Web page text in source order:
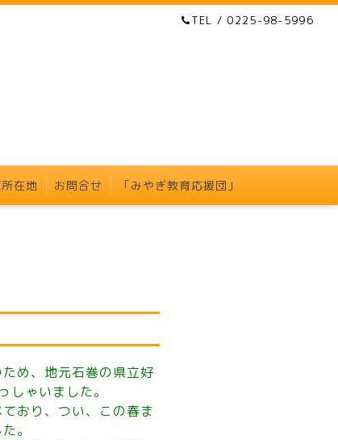
TEL / 0225-98-5996
在地 お問合せ 「みやぎ教育応援団」
め、地元石巻の県立好
ゃいました。
おり、つい、この春ま
。